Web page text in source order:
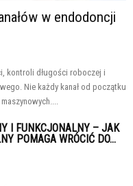
w endodoncji
kontroli długości roboczej i
Nie każdy kanał od początku
I FUNKCJONALNY – JAK
POMAGA WRÓCIĆ DO...